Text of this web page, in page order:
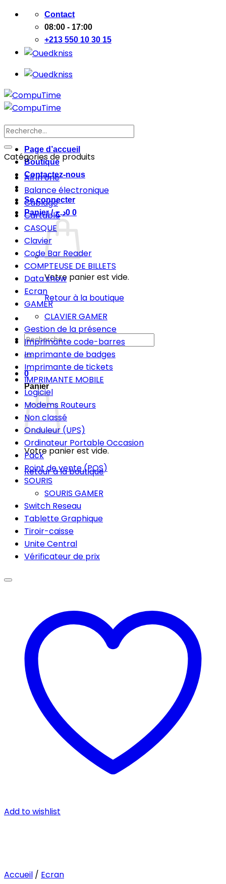
Passer
contenu
Contact
08:00 - 17:00
+213 550 10 30 15
Page d’accueil
Boutique
Contactez-nous
Se connecter
Panier /
0د.ج 0
Votre panier est vide.
Retour à la boutique
Recherche
pour :
0
Panier
Votre panier est vide.
Retour à la boutique
Recherche
pour :
Catégories de produits
All in one
Balance électronique
Cablage
Cartable
CASQUE
Clavier
Code Bar Reader
COMPTEUSE DE BILLETS
Data show
Ecran
GAMER
CLAVIER GAMER
Gestion de la présence
Imprimante code-barres
Imprimante de badges
Imprimante de tickets
IMPRIMANTE MOBILE
Logiciel
Modems Routeurs
Non classé
Onduleur (UPS)
Ordinateur Portable Occasion
Pack
Point de vente (POS)
SOURIS
SOURIS GAMER
Switch Reseau
Tablette Graphique
Tiroir-caisse
Unite Central
Vérificateur de prix
Add to wishlist
Accueil / Ecran